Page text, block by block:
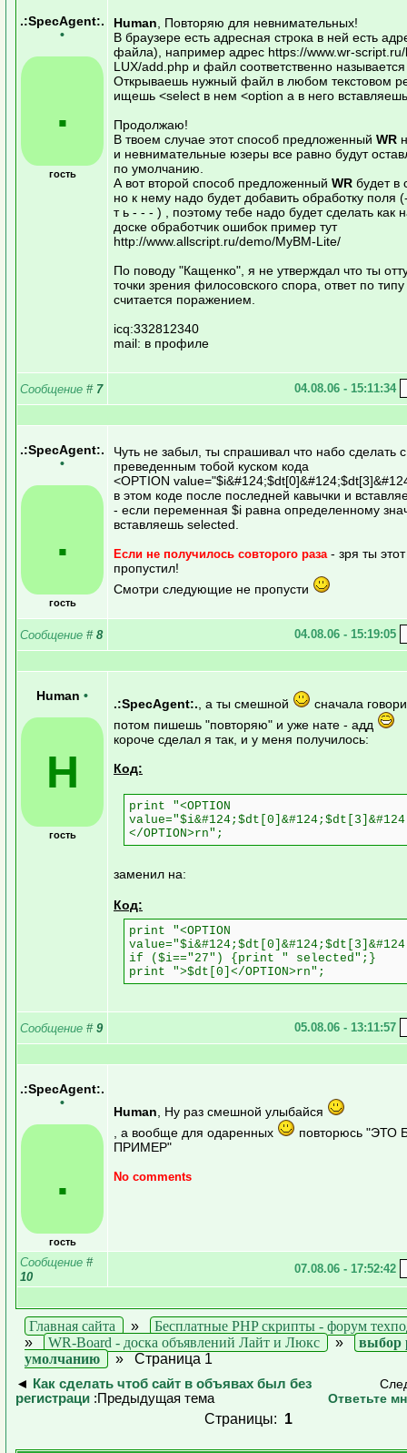
.:SpecAgent:.
•
.
гость
Human , Повторяю для невнимательных!
В браузере есть адресная строка в ней есть
файла), например адрес https://www.wr-
LUX/add.php и файл соответственно
Открываешь нужный файл в любом текстовом
ищешь <select в нем <option а в него
Продолжаю!
В твоем случае этот способ предложенный WR
и невнимательные юзеры все равно будут
по умолчанию.
А вот второй способ предложенный WR будет в
но к нему надо будет добавить обработку поля
т ь - - - ) , поэтому тебе надо будет сделать как
доске обработчик ошибок пример тут
http://www.allscript.ru/demo/MyBM-Lite/
По поводу "Кащенко", я не утверждал что ты
точки зрения филосовского спора, ответ по
считается поражением.
icq:332812340
mail: в профиле
Сообщение # 7 04.08.06 - 15:11:34
.:SpecAgent:.
•
.
гость
Чуть не забыл, ты спрашивал что набо сделать с
преведенным тобой куском кода
<OPTION
в этом коде после последней кавычки и
- если переменная $i равна определенному
вставляешь selected.
Если не получилось совторого раза - зря ты
пропустил!
Смотри следующие не пропусти
Сообщение # 8 04.08.06 - 15:19:05
Human •
H
гость
.:SpecAgent:. , а ты смешной
сначала
потом пишешь "повторяю" и уже нате - адд
короче сделал я так, и у меня получилось:
Код:
print "<OPTION
</OPTION>rn";
заменил на:
Код:
print "<OPTION
if ($i=="27") {print " selected";}
print ">$dt[0]</OPTION>rn";
Сообщение # 9 05.08.06 - 13:11:57
.:SpecAgent:.
•
.
гость
Human , Ну раз смешной улыбайся
, а вообще для одаренных
повторюсь "ЭТО
ПРИМЕР"
No comments
Сообщение #
10
07.08.06 - 17:52:42
Главная сайта »
Бесплатные PHP скрипты - форум
»
WR-Board - доска объявлений Лайт и Люкс »
выбор
умолчанию
» Страница 1
◄
Как сделать чтоб сайт в объявах был без
регистраци :Предыдущая тема
Ответьте
Страницы: 1